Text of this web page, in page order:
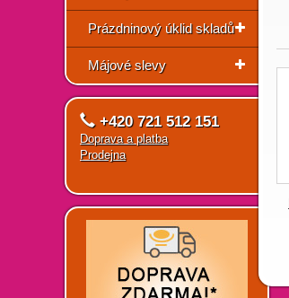
Prázdninový úklid skladů
Májové slevy
+420 721 512 151
Doprava a platba
Prodejna